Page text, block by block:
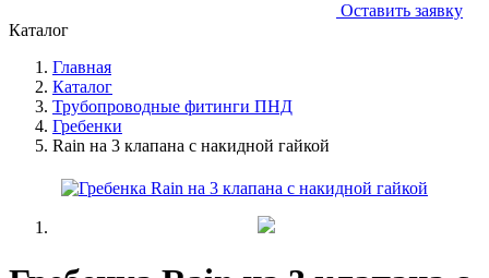
Оставить заявку
Каталог
Главная
Каталог
Трубопроводные фитинги ПНД
Гребенки
Rain на 3 клапана с накидной гайкой